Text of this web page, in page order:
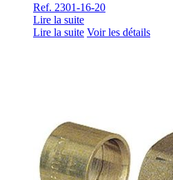
Ref. 2301-16-20
Lire la suite
Lire la suite Voir les détails